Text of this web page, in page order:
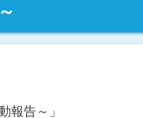
報告～」